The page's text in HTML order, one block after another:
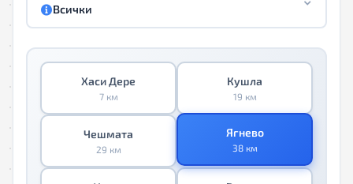
Всички
Хаси Дере
7 км
Кушла
19 км
Чешмата
29 км
Ягнево
38 км